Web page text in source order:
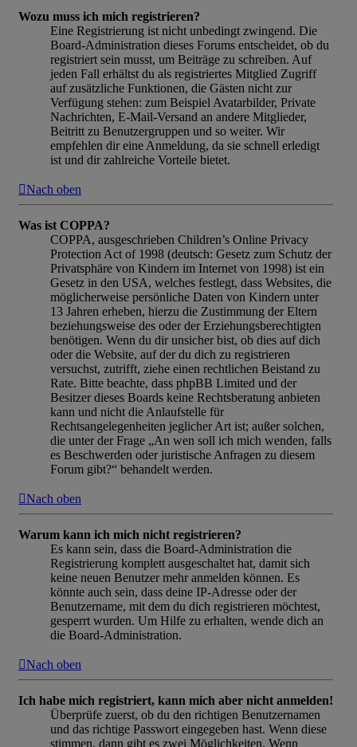
Wozu muss ich mich registrieren?
Eine Registrierung ist nicht unbedingt zwingend. Die
Board-Administration dieses Forums entscheidet, ob du
registriert sein musst, um Beiträge zu schreiben. Auf
jeden Fall erhältst du als registriertes Mitglied Zugriff
auf zusätzliche Funktionen, die Gästen nicht zur
Verfügung stehen: zum Beispiel Avatarbilder, Private
Nachrichten, E-Mail-Versand an andere Mitglieder,
Beitritt zu Benutzergruppen und so weiter. Wir
empfehlen dir eine Anmeldung, da sie schnell erledigt
ist und dir zahlreiche Vorteile bietet.
Nach oben
Was ist COPPA?
COPPA, ausgeschrieben Children’s Online Privacy
Protection Act of 1998 (deutsch: Gesetz zum Schutz der
Privatsphäre von Kindern im Internet von 1998) ist ein
Gesetz in den USA, welches festlegt, dass Websites, die
möglicherweise persönliche Daten von Kindern unter
13 Jahren erheben, hierzu die Zustimmung der Eltern
beziehungsweise des oder der Erziehungsberechtigten
benötigen. Wenn du dir unsicher bist, ob dies auf dich
oder die Website, auf der du dich zu registrieren
versuchst, zutrifft, ziehe einen rechtlichen Beistand zu
Rate. Bitte beachte, dass phpBB Limited und der
Besitzer dieses Boards keine Rechtsberatung anbieten
kann und nicht die Anlaufstelle für
Rechtsangelegenheiten jeglicher Art ist; außer solchen,
die unter der Frage „An wen soll ich mich wenden, falls
es Beschwerden oder juristische Anfragen zu diesem
Forum gibt?“ behandelt werden.
Nach oben
Warum kann ich mich nicht registrieren?
Es kann sein, dass die Board-Administration die
Registrierung komplett ausgeschaltet hat, damit sich
keine neuen Benutzer mehr anmelden können. Es
könnte auch sein, dass deine IP-Adresse oder der
Benutzername, mit dem du dich registrieren möchtest,
gesperrt wurden. Um Hilfe zu erhalten, wende dich an
die Board-Administration.
Nach oben
Ich habe mich registriert, kann mich aber nicht anmelden!
Überprüfe zuerst, ob du den richtigen Benutzernamen
und das richtige Passwort eingegeben hast. Wenn diese
stimmen, dann gibt es zwei Möglichkeiten. Wenn